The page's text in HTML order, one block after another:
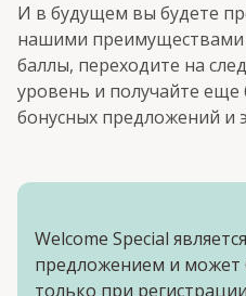
И в будущем вы будете
нашими преимуществами
баллы, переходите на
уровень и получайте
бонусных предложений и
Welcome Special
предложением и может
только при